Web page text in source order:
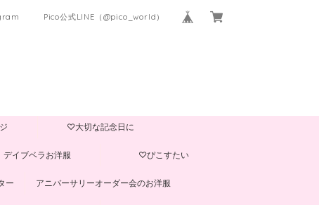
Pico公式LINE（@pico_world）
♡大切な記念日に
デイブベラお洋服 ♡ぴこすたい
ー アニバーサリーオーダー会のお洋服